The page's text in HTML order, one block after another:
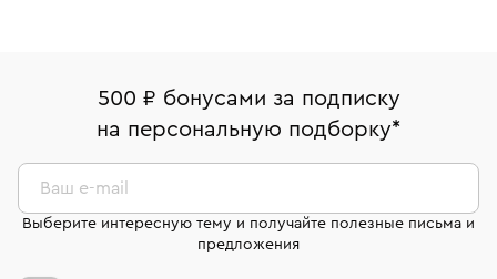
500 ₽ бонусами за подписку
на персональную подборку*
Ваш e-mail
Выберите интересную тему и получайте полезные письма и
предложения